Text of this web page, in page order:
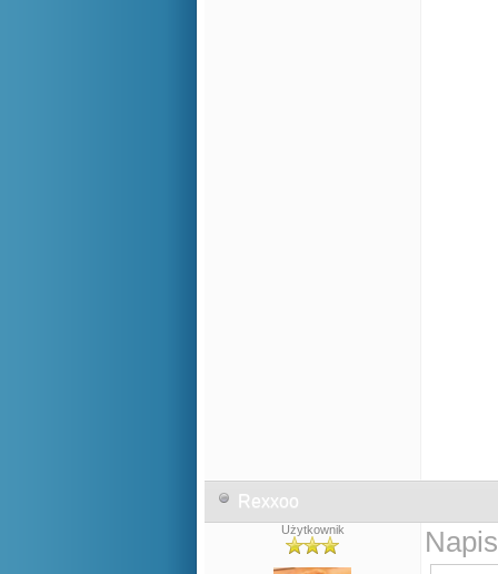
Rexxoo
Użytkownik